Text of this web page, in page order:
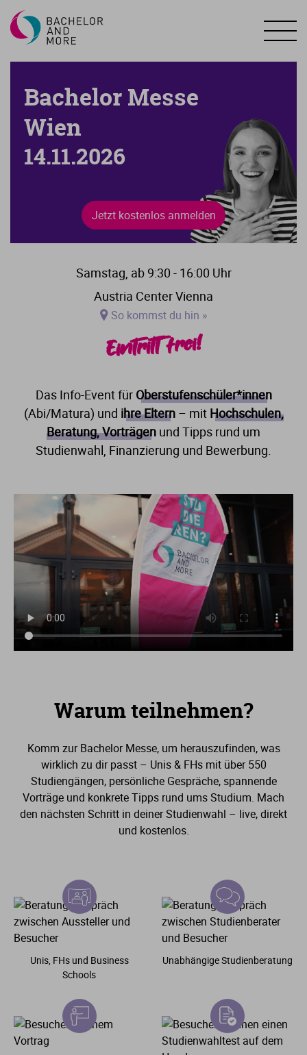
Bachelor Messe
Wien
14.11.2026
Jetzt kostenlos anmelden
Samstag, ab 9:30 - 16:00 Uhr
Austria Center Vienna
So kommst du hin »
Eintritt frei!
Das Info-Event für Oberstufenschüler*innen
(Abi/Matura) und ihre Eltern– mit Hochschulen,
Beratung, Vorträgen und Tipps rund um
Studienwahl, Finanzierung und Bewerbung.
Warum teilnehmen?
Komm zur Bachelor Messe, um herauszufinden, was
wirklich zu dir passt – Unis & FHs mit über550
Studiengängen, persönliche Gespräche, spannende
Vorträge und konkrete Tipps rund ums Studium. Mach
den nächsten Schritt in deiner Studienwahl – live, direkt
und kostenlos.
Unis, FHs und Business
Schools
Unabhängige Studienberatung